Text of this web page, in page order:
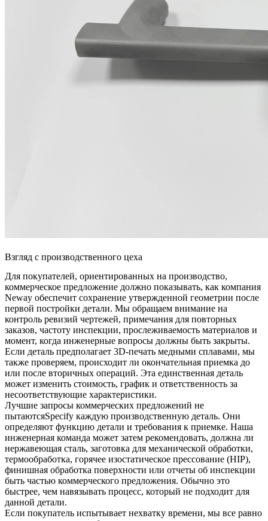
Взгляд с производственного цеха
Для покупателей, ориентированных на производство,
коммерческое предложение должно показывать, как компания
Neway обеспечит сохранение утвержденной геометрии после
первой постройки детали. Мы обращаем внимание на
контроль ревизий чертежей, примечания для повторных
заказов, частоту инспекции, прослеживаемость материалов и
момент, когда инженерные вопросы должны быть закрыты.
Если деталь предполагает 3D-печать медными сплавами, мы
также проверяем, происходит ли окончательная приемка до
или после вторичных операций. Эта единственная деталь
может изменить стоимость, график и ответственность за
несоответствующие характеристики.
Лучшие запросы коммерческих предложений не
пытаютсяSpecify каждую производственную деталь. Они
определяют функцию детали и требования к приемке. Наша
инженерная команда может затем рекомендовать, должна ли
нержавеющая сталь, заготовка для механической обработки,
термообработка, горячее изостатическое прессование (HIP),
финишная обработка поверхности или отчеты об инспекции
быть частью коммерческого предложения. Обычно это
быстрее, чем навязывать процесс, который не подходит для
данной детали.
Если покупатель испытывает нехватку времени, мы все равно